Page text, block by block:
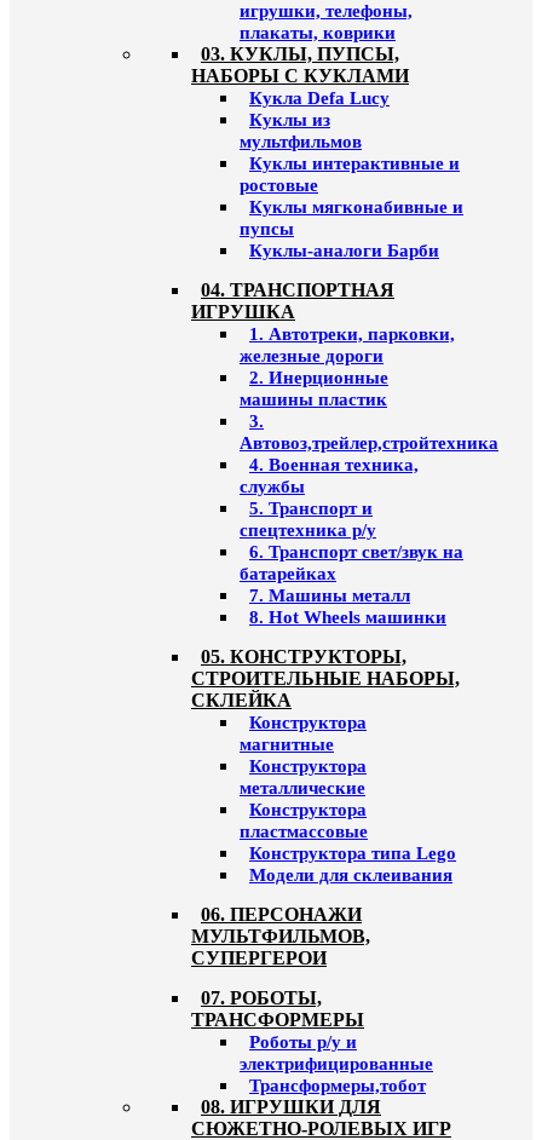
игрушки, телефоны,
плакаты, коврики
03. КУКЛЫ, ПУПСЫ,
НАБОРЫ С КУКЛАМИ
Кукла Defa Lucy
Куклы из
мультфильмов
Куклы интерактивные и
ростовые
Куклы мягконабивные и
пупсы
Куклы-аналоги Барби
04. ТРАНСПОРТНАЯ
ИГРУШКА
1. Автотреки, парковки,
железные дороги
2. Инерционные
машины пластик
3.
Автовоз,трейлер,стройтехника
4. Военная техника,
службы
5. Транспорт и
спецтехника р/у
6. Транспорт свет/звук на
батарейках
7. Машины металл
8. Hot Wheels машинки
05. КОНСТРУКТОРЫ,
СТРОИТЕЛЬНЫЕ НАБОРЫ,
СКЛЕЙКА
Конструктора
магнитные
Конструктора
металлические
Конструктора
пластмассовые
Конструктора типа Lego
Модели для склеивания
06. ПЕРСОНАЖИ
МУЛЬТФИЛЬМОВ,
СУПЕРГЕРОИ
07. РОБОТЫ,
ТРАНСФОРМЕРЫ
Роботы р/у и
электрифицированные
Трансформеры,тобот
08. ИГРУШКИ ДЛЯ
СЮЖЕТНО-РОЛЕВЫХ ИГР